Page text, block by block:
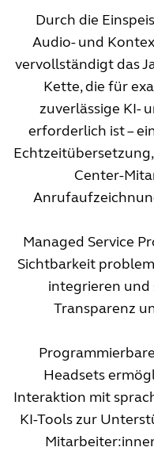
Durch die
Audio- und
vervollständigt das
Kette, die für
zuverlässige KI-
erforderlich ist –
Center-
Managed Service
Sichtbarkeit
integrieren und
Transparenz
Headsets
Interaktion mit
KI-Tools zur